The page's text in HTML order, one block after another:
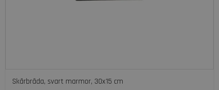
Skärbräda, svart marmor, 30x15 cm